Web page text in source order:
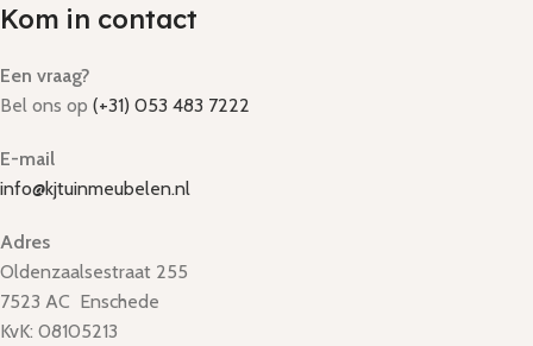
Kom in contact
Een vraag?
Bel ons op (+31) 053 483 7222
E-mail
info@kjtuinmeubelen.nl
Adres
Oldenzaalsestraat 255
7523 AC Enschede
KvK: 08105213